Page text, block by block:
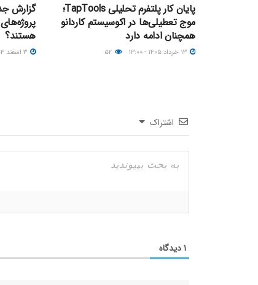
پایان کار پلتفرم تحلیلی TapTools؛
موج تعطیلی‌ها در اکوسیستم کاردانو
همچنان ادامه دارد
گزارش
هستند؟
اشتراک
۱دیدگاه